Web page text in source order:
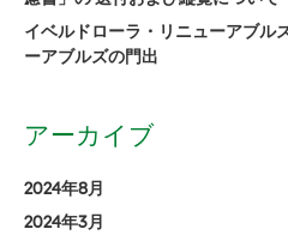
イベルドローラ・リニューアブル
ーアブルズの門出
アーカイブ
2024年8月
2024年3月